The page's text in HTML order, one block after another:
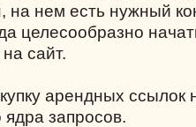
на нем есть нужный
целесообразно
сайт.
арендных
запросов.